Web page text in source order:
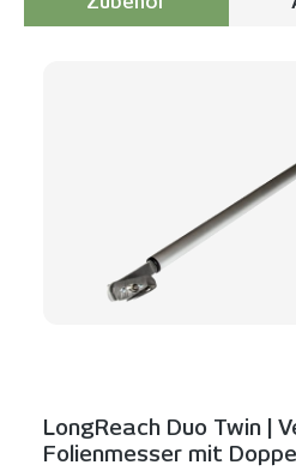
LongReach Duo Twin |
Folienmesser mit